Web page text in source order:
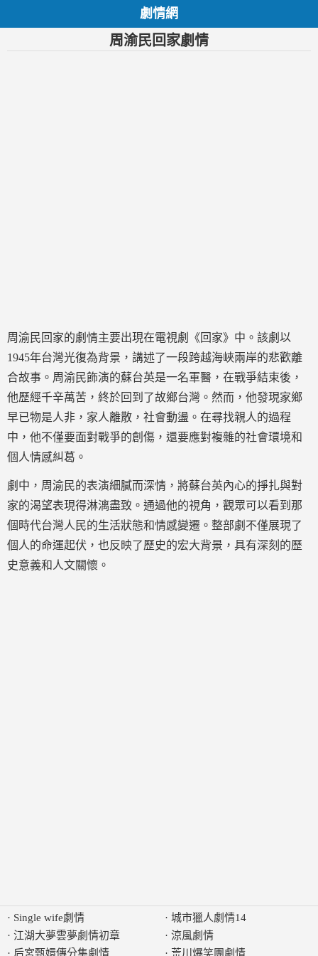
劇情網
周渝民回家劇情
周渝民回家的劇情主要出現在電視劇《回家》中。該劇以
1945年台灣光復為背景，講述了一段跨越海峽兩岸的悲歡離
合故事。周渝民飾演的蘇台英是一名軍醫，在戰爭結束後，
他歷經千辛萬苦，終於回到了故鄉台灣。然而，他發現家鄉
早已物是人非，家人離散，社會動盪。在尋找親人的過程
中，他不僅要面對戰爭的創傷，還要應對複雜的社會環境和
個人情感糾葛。
劇中，周渝民的表演細膩而深情，將蘇台英內心的掙扎與對
家的渴望表現得淋漓盡致。通過他的視角，觀眾可以看到那
個時代台灣人民的生活狀態和情感變遷。整部劇不僅展現了
個人的命運起伏，也反映了歷史的宏大背景，具有深刻的歷
史意義和人文關懷。
· Single wife劇情
· 江湖大夢雲夢劇情初章
· 后宮甄嬛傳分集劇情
· 城市獵人劇情14
· 涼風劇情
· 荒川爆笑團劇情